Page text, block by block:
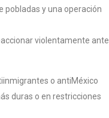
pobladas y una operación
violentamente ante
o antiMéxico
duras o en restricciones